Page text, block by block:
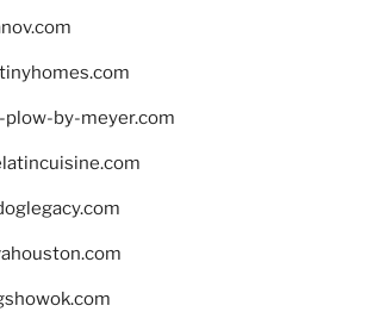
plow-by-meyer.com